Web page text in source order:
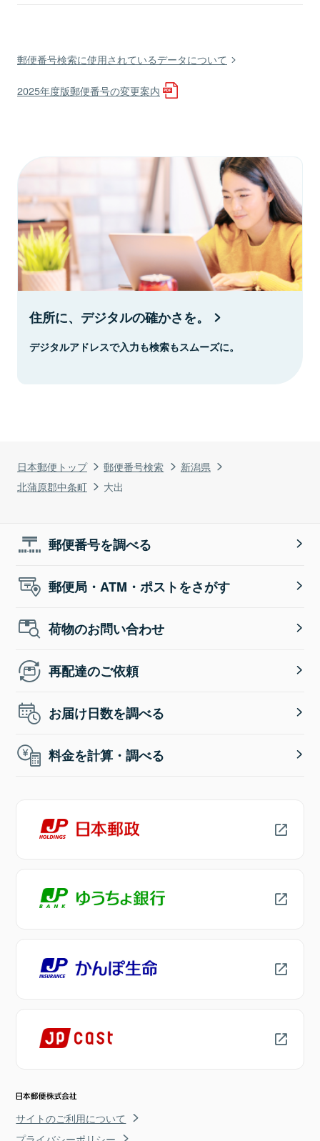
日本郵便トップ 郵便番号検索
新潟県
北蒲原郡中条町
大出
郵便番号検索に使用されているデータについて
2025年度版郵便番号の変更案内
住所に、デジタルの確かさを。
デジタルアドレスで入力も検索もスムーズに。
郵便番号を調べる
郵便局・ATM・ポストをさがす
荷物のお問い合わせ
再配達のご依頼
お届け日数を調べる
料金を計算・調べる
サイトのご利用について